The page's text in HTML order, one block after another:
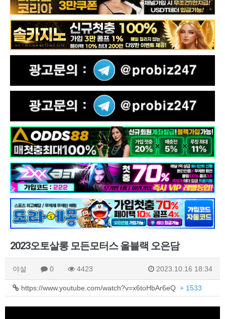
2023오토살롱 모든모터스 올블랙 오은담
야설 0 4423 2023.10.16 18:34
https://www.youtube.com/watch?v=x6toHbAr6eQ + 1533